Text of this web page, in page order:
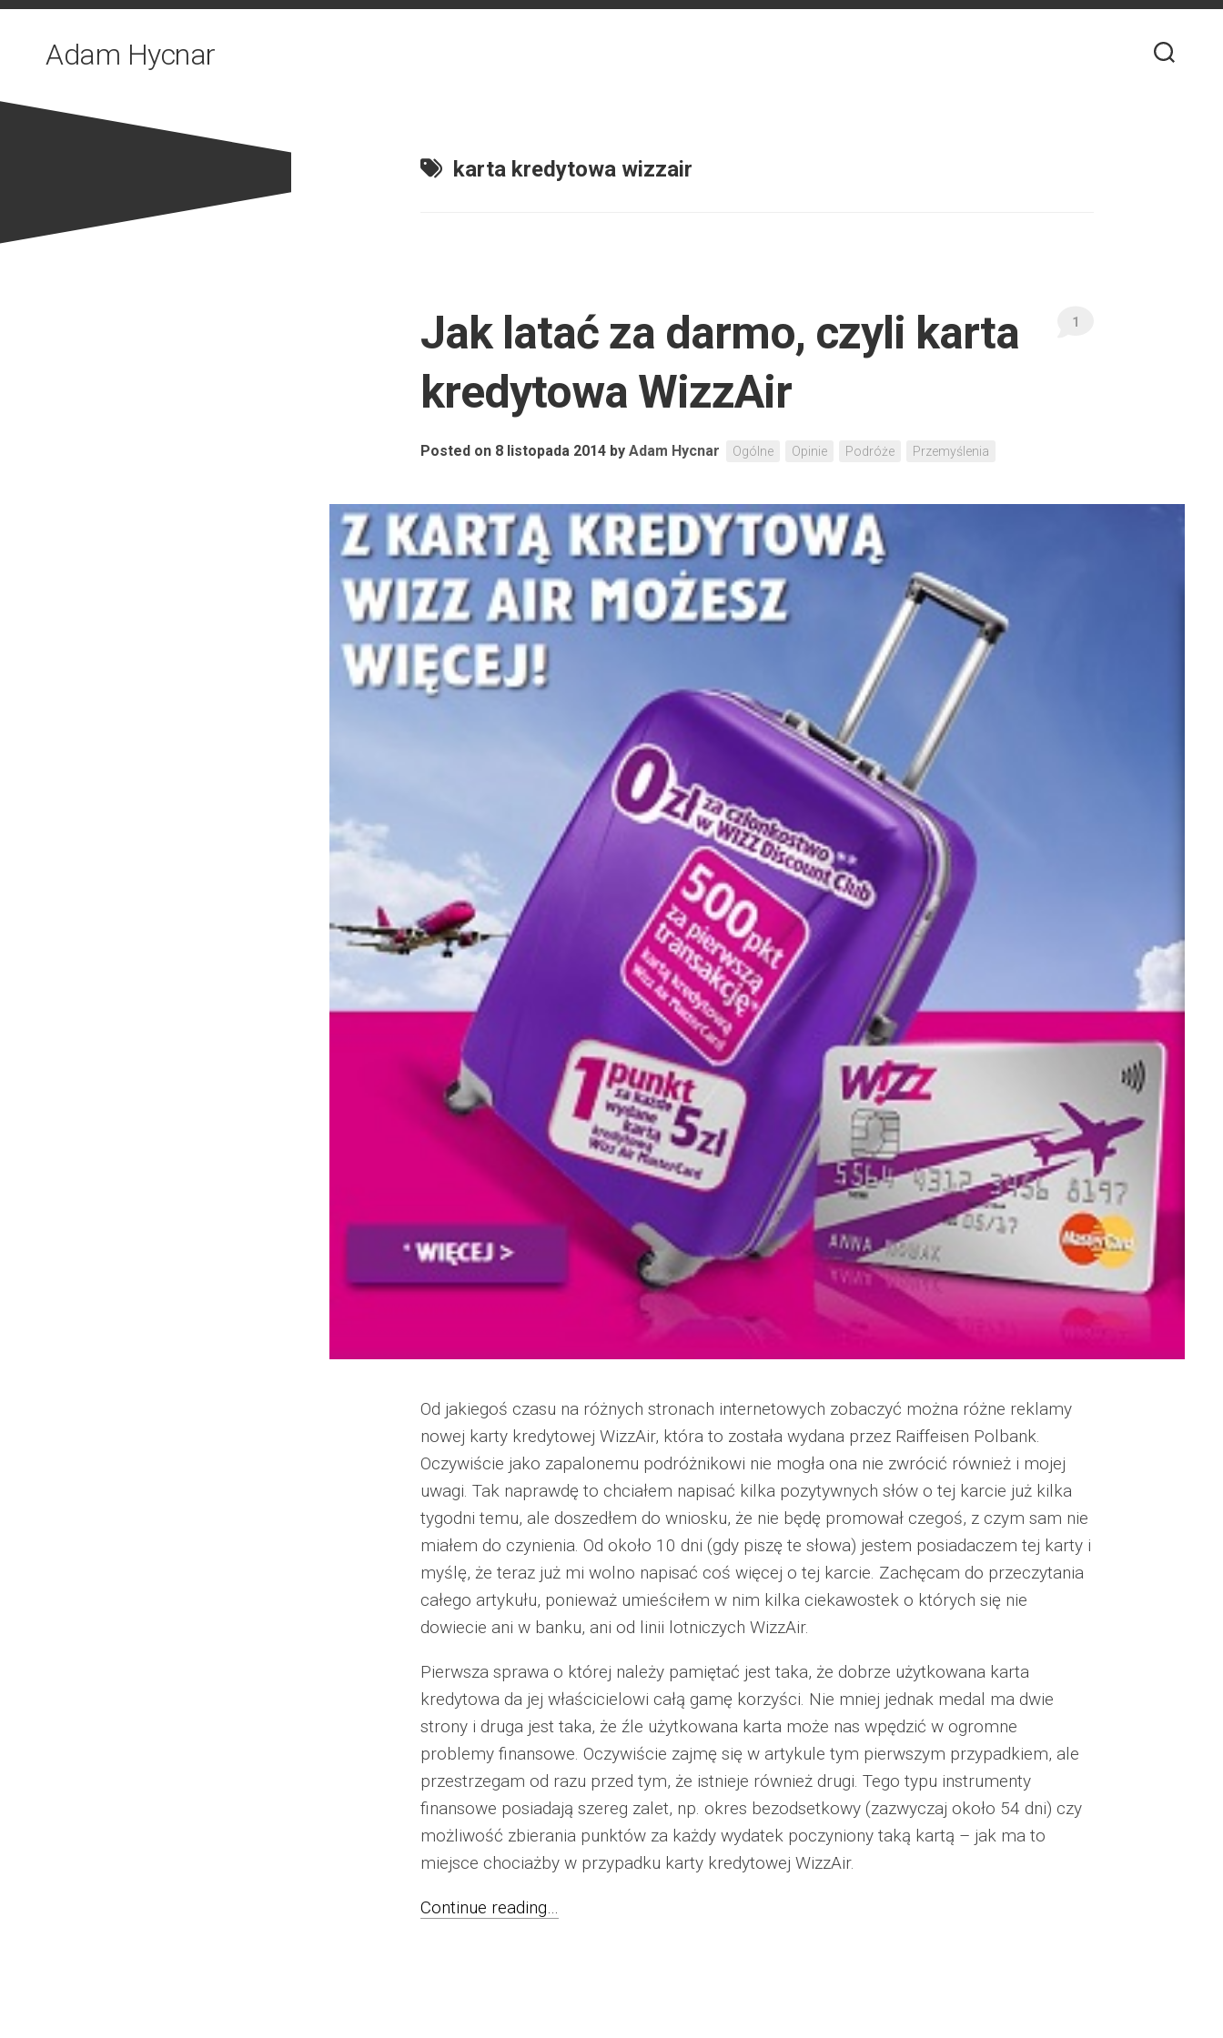
Skip
Adam Hycnar
karta kredytowa wizzair
Jak latać za darmo, czyli karta
kredytowa WizzAir
Posted on 8 listopada 2014 by Adam Hycnar Ogólne Opinie Podróże Przemyślenia
1
Od jakiegoś czasu na różnych stronach internetowych zobaczyć można różne reklamy
nowej karty kredytowej WizzAir, która to została wydana przez Raiffeisen Polbank.
Oczywiście jako zapalonemu podróżnikowi nie mogła ona nie zwrócić również i mojej
uwagi. Tak naprawdę to chciałem napisać kilka pozytywnych słów o tej karcie już kilka
tygodni temu, ale doszedłem do wniosku, że nie będę promował czegoś, z czym sam nie
miałem do czynienia. Od około 10 dni (gdy piszę te słowa) jestem posiadaczem tej karty i
myślę, że teraz już mi wolno napisać coś więcej o tej karcie. Zachęcam do przeczytania
całego artykułu, ponieważ umieściłem w nim kilka ciekawostek o których się nie
dowiecie ani w banku, ani od linii lotniczych WizzAir.
Pierwsza sprawa o której należy pamiętać jest taka, że dobrze użytkowana karta
kredytowa da jej właścicielowi całą gamę korzyści. Nie mniej jednak medal ma dwie
strony i druga jest taka, że źle użytkowana karta może nas wpędzić w ogromne
problemy finansowe. Oczywiście zajmę się w artykule tym pierwszym przypadkiem, ale
przestrzegam od razu przed tym, że istnieje również drugi. Tego typu instrumenty
finansowe posiadają szereg zalet, np. okres bezodsetkowy (zazwyczaj około 54 dni) czy
możliwość zbierania punktów za każdy wydatek poczyniony taką kartą – jak ma to
miejsce chociażby w przypadku karty kredytowej WizzAir.
Continue reading…